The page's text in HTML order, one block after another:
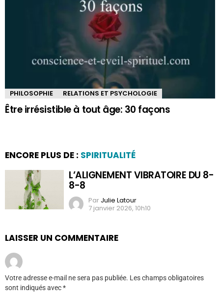
PHILOSOPHIE RELATIONS ET PSYCHOLOGIE
Être irrésistible à tout âge: 30 façons
ENCORE PLUS DE : SPIRITUALITÉ
L’ALIGNEMENT VIBRATOIRE DU 8-
8-8
Par Julie Latour
7 janvier 2026, 10h10
LAISSER UN COMMENTAIRE
Votre adresse e-mail ne sera pas publiée. Les champs obligatoires
sont indiqués avec*